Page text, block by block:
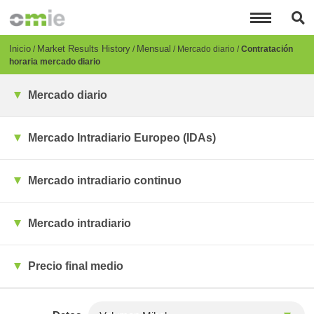
principal
Breadcrumb
Inicio Market Results History Mensual Mercado diario Contratación
horaria mercado diario
Mercado diario
Mercado Intradiario Europeo (IDAs)
Mercado intradiario continuo
Mercado intradiario
Precio final medio